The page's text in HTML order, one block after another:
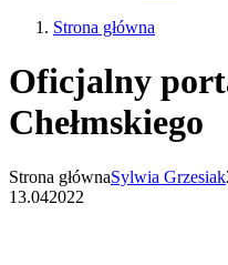
Strona główna
Oficjalny
Chełmskiego
Strona głównaSylwia Grzesiak
13.042022